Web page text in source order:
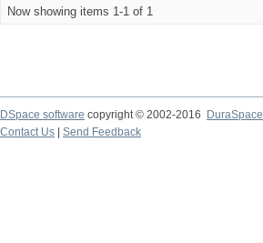
Now showing items 1-1 of 1
DSpace software copyright © 2002-2016
DuraSpace
Contact Us
Send Feedback